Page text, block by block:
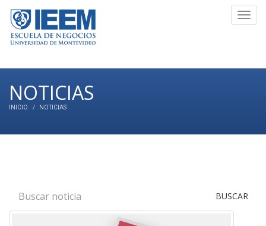
NOTICIAS
INICIO NOTICIAS
BUSCAR